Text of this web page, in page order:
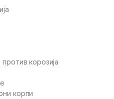
против корозија
корпи